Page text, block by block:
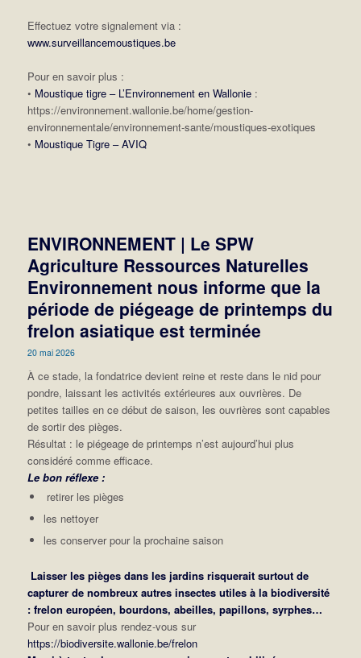
Effectuez votre signalement via :
www.surveillancemoustiques.be
Pour en savoir plus :
• Moustique tigre – L’Environnement en Wallonie:
https://environnement.wallonie.be/home/gestion-
environnementale/environnement-sante/moustiques-exotiques
• Moustique Tigre – AVIQ
ENVIRONNEMENT | Le SPW
Agriculture Ressources Naturelles
Environnement nous informe que la
période de piégeage de printemps du
frelon asiatique est terminée
20 mai 2026
À ce stade, la fondatrice devient reine et reste dans le nid pour
pondre, laissant les activités extérieures aux ouvrières. De
petites tailles en ce début de saison, les ouvrières sont capables
de sortir des pièges.
Résultat : le piégeage de printemps n’est aujourd’hui plus
considéré comme efficace.
Le bon réflexe :
retirer les pièges
les nettoyer
les conserver pour la prochaine saison
Laisser les pièges dans les jardins risquerait surtout de
capturer de nombreux autres insectes utiles à la biodiversité
: frelon européen, bourdons, abeilles, papillons, syrphes…
Pour en savoir plus rendez-vous sur
https://biodiversite.wallonie.be/frelon